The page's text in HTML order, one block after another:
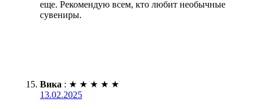
еще. Рекомендую всем, кто любит необычные
сувениры.
Вика : ★ ★ ★ ★ ★
13.02.2025